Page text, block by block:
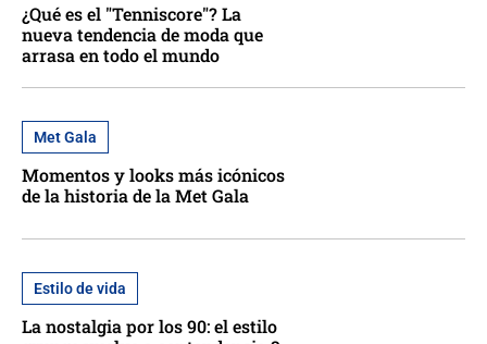
¿Qué es el "Tenniscore"? La
nueva tendencia de moda que
arrasa en todo el mundo
Met Gala
Momentos y looks más icónicos
de la historia de la Met Gala
Estilo de vida
La nostalgia por los 90: el estilo